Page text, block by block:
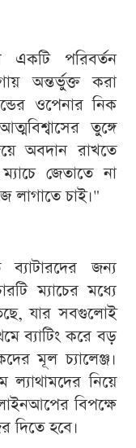
পরিবর্তন
অন্তর্ভুক্ত করা
ওপেনার নিক
তুঙ্গে
অবদান রাখতে
জেতাতে না
লাগাতে চাই।"
ব্যাটারদের জন্য
ম্যাচের মধ্যে
যার সবগুলোই
ব্যাটিং করে বড়
মূল চ্যালেঞ্জ।
নিয়ে
বিপক্ষে
দিতে হবে।